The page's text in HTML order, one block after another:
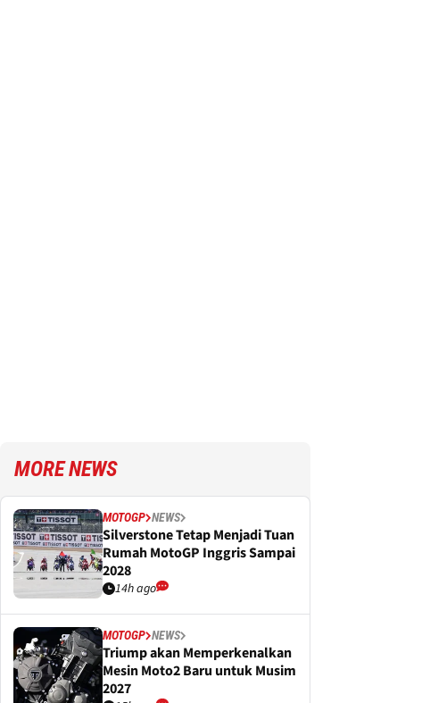
MORE NEWS
MOTOGP NEWS
Silverstone Tetap Menjadi Tuan
Rumah MotoGP Inggris Sampai
2028
14h ago
MOTOGP NEWS
Triump akan Memperkenalkan
Mesin Moto2 Baru untuk Musim
2027